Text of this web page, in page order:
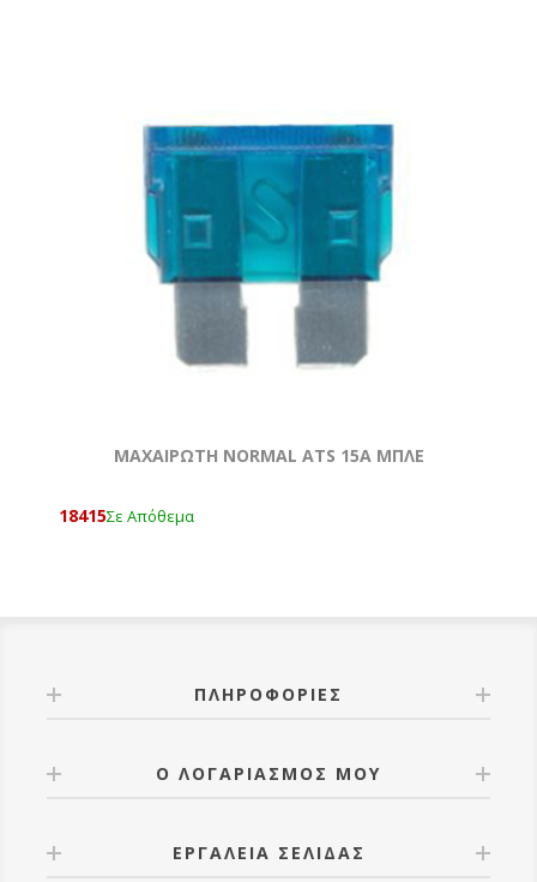
ΜΑΧΑΙΡΩΤΗ NORMAL ATS 15A ΜΠΛΕ
18415Σε Απόθεμα
ΠΛΗΡΟΦΟΡΊΕΣ
Ο ΛΟΓΑΡΙΑΣΜΌΣ ΜΟΥ
ΕΡΓΑΛΕΊΑ ΣΕΛΊΔΑΣ